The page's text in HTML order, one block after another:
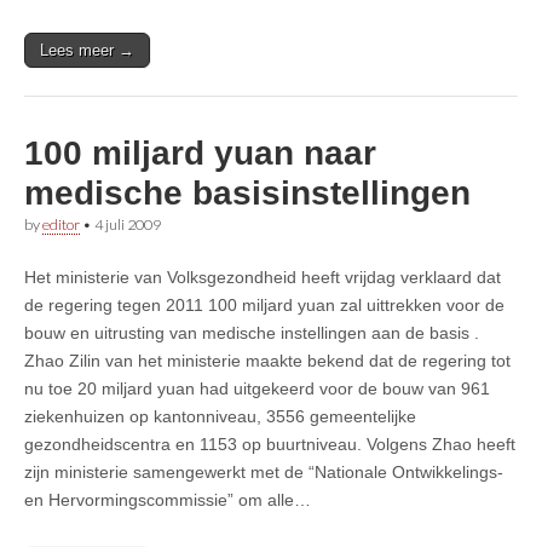
Lees meer →
100 miljard yuan naar
medische basisinstellingen
byeditor • 4 juli 2009
Het ministerie van Volksgezondheid heeft vrijdag verklaard dat
de regering tegen 2011 100 miljard yuan zal uittrekken voor de
bouw en uitrusting van medische instellingen aan de basis .
Zhao Zilin van het ministerie maakte bekend dat de regering tot
nu toe 20 miljard yuan had uitgekeerd voor de bouw van 961
ziekenhuizen op kantonniveau, 3556 gemeentelijke
gezondheidscentra en 1153 op buurtniveau. Volgens Zhao heeft
zijn ministerie samengewerkt met de “Nationale Ontwikkelings-
en Hervormingscommissie” om alle…